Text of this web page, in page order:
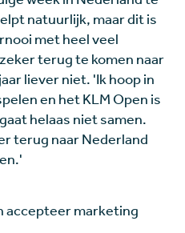
natuurlijk, maar dit is
met heel veel
terug te komen naar
liever niet. 'Ik hoop in
en het KLM Open is
helaas niet samen.
terug naar Nederland
accepteer marketing